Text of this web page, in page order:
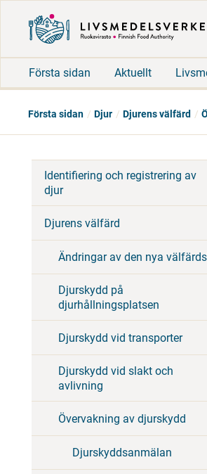
Första sidan Aktuellt
Första sidan Djur Djurens välfärd
Identifiering och registrering av
djur
Djurens välfärd
Ändringar av den nya
Djurskydd på
djurhållningsplatsen
Djurskydd vid transporter
Djurskydd vid slakt och
avlivning
Övervakning av djurskydd
Djurskyddsanmälan